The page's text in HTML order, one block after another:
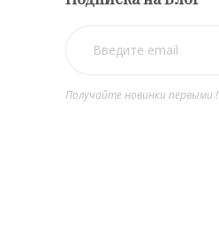
Получайте новинки первыми !